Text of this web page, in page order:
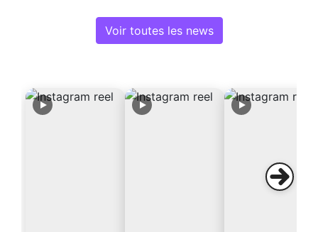
Voir toutes les news